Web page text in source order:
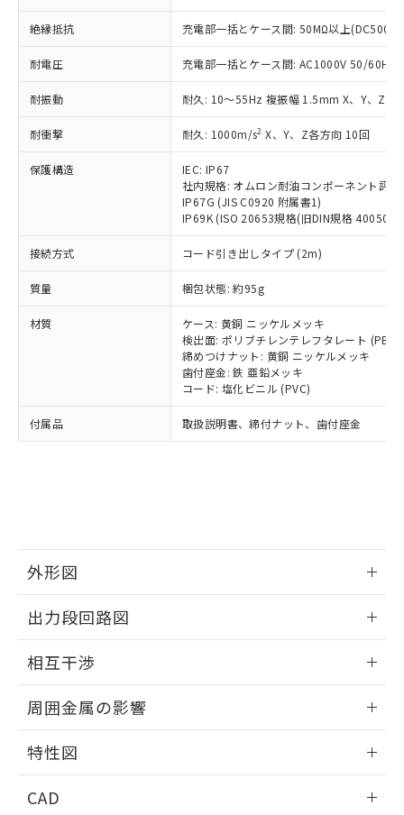
絶縁抵抗 充電部一括とケース間: 50MΩ以上(DC500V
耐電圧 充電部一括とケース間: AC1000V 50/60Hz
耐振動 耐久: 10～55Hz 複振幅 1.5mm X、Y、Z各
耐衝撃 耐久: 1000m/s2 X、Y、Z各方向 10回
保護構造
IEC: IP67
社内規格: オムロン耐油コンポーネント評
IP67G (JIS C0920 附属書1)
IP69K (ISO 20653規格(旧DIN規格 40050
接続方式 コード引き出しタイプ (2m)
質量 梱包状態: 約95g
材質
ケース: 黄銅 ニッケルメッキ
検出面: ポリブチレンテレフタレート (PBT)
締めつけナット: 黄銅 ニッケルメッキ
歯付座金: 鉄 亜鉛メッキ
コード: 塩化ビニル (PVC)
付属品 取扱説明書、締付ナット、歯付座金
外形図
外形図
出力段回路図
出力段回路図
相互干渉
相互干渉
周囲金属の影響
周囲金属の影響
特性図
CAD
ことをご了承ください。
在庫状況および標準価格照会結果は、
記載している更新日時点での社内デー
タに基づき作成されるものであり、閲
覧された時点での実際の在庫および標
準価格とは異なる場合があることをご
了承ください。
正式な納期状況および標準価格はお客
様のお取引先、またはお客様担当のオ
ムロン制御機器販売店・当社販売員に
ご相談ください。
オムロン制御機器販売店や当社販売拠
販売ネットワーク
」をご確認
在庫状況および標準価格結果を当社の
事前の承諾なく第三者に漏洩または開
示しないようお願いします。
マイパーツ機能（部品リスト作成サー
ビス）をご利用いただくには、I-Web
メンバーズにご登録されている必要が
お客様が当ウェブサイト上で当社にご
登録された部品リストについて、当社
の共同利用に関して"
の「1.共同利
いたものが、含有品と判明した場合などや
むを得ず変更することがあります。
*EU RoHS指令（10物質）：
鉛(Pb) 1000ppm以下、 水銀(Hg) 1000ppm以下、 カド
ミウム(Cd) 100ppm以下、
六価クロム(Cr(Ⅵ)) 1000ppm以下、ポリ臭化ビフェニル
類(PBB) 1000ppm以下、ポリ臭化ジフェニルエーテル類
(PBDE) 1000ppm以下、フタル酸ビス(2-エチルヘキシ
ル) (DEHP)(別名：DOP) 1000ppm以下、フタル酸ブチ
ルベンジル（BBP） 1000ppm以下、フタル酸ジブチル
（DBP） 1000ppm以下、フタル酸ジイソブチル
但し、RoHS指令で産業用監視および制御機器に対する
フタル酸エステル類の４物質については閾値を超える意
部品在庫の切り替え状況などにより、予定
月が前後することがあります。
※3 非含有証明書ダウンロード
※本証明書は発行日時点で非含有を証明す
るもので、過去に遡って非含有を証明する
ものではありません。
また、RoHS指令のフタル酸エステル類４
物質の対応では、対応完了までの期間は出
荷製品に未対応品が混在することから備考
欄に対応日を記載しておりました。
していることから、特段のことがない限
り、2022年1月12日より割愛しておりま
す。
基準値を超えていることを示します。
「－」：未確認です。当社販売部門へお問
い合わせください。
*中国RoHS10物質の基準値 (GB/T26572)：
Pb(鉛) :1000ppm、 Hg(水銀) : 1000ppm、 Cd(カドミウ
Cr(Ⅵ)(六価クロム) : 1000ppm、 PBBs(ポリ臭化ビフェ
ニル類) : 1000ppm、 PBDEs(ポリ臭化ジフェニルエーテ
DBP(フタル酸ジブチル) : 1000ppm、 DIBP(フタル酸ジ
イソブチル) : 1000ppm、 BBP(フタル酸ブチルベンジ
DEHP(フタル酸ビス(2-エチルヘキシル)) : 1000ppm
※2 環境保護使用期限
「ｅ」：有害物質（10物質）のすべてが基
準値以下であることを示します。
「10」：通常の使用状況下において有害物
質が外部に漏えいし、環境に深刻な影響を
及ぼさない年数を意味します。
「－」：未確認です。当社販売部門へお問
い合わせください。
当社は、これら貴社製品のうち、外国
為替および外国貿易法に定める商品
（以下｢規制貨物等」という）を輸出
または国外への提供する場合は、日本
国政府の輸出許可(または役務取引許
可)を取得するなどの必要な手続きを
当社は規制貨物を破棄する場合は、完
全に破砕するなど、違法に輸出されな
いよう必要な手段を講じます。
当社は貴社製品を、核兵器、ミサイ
ル、化学兵器、生物兵器またはその他
武器並びにこれらの製造装置等に一切
使用いたしません。
当社は、貴社製品を第三者に販売する
場合は、上記1、2および3の内容を当
該第三者に通知します。また当社は、
販売先および販売に係わる関係者が違
法に輸出するおそれがある場合は、取
り引きをいたしません。
一定数以上の在庫あり
一定数には満たないが在庫あり
在庫なし(最新の在庫状況につ
いては、お客様のお取引先、ま
たはお客様担当のオムロン制御
機器販売店・当社販売員にご確
認ください)
受注生産機種、また在庫状況の
情報を公開していない機種